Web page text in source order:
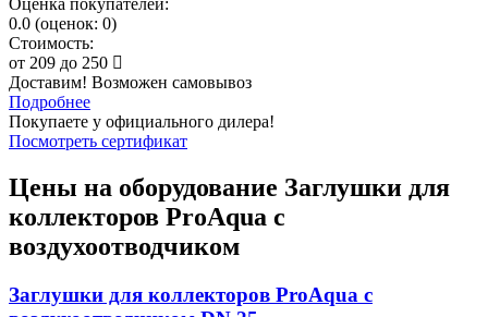
0.0 (оценок: 0)
Стоимость:
от 209 до 250
Доставим! Возможен самовывоз
Подробнее
Покупаете у официального дилера!
Посмотреть сертификат
Цены на оборудование Заглушки для
коллекторов ProAqua с
воздухоотводчиком
Заглушки для коллекторов ProAqua с